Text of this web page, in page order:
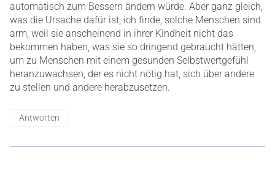
automatisch zum Bessern ändern würde. Aber ganz gleich,
was die Ursache dafür ist, ich finde, solche Menschen sind
arm, weil sie anscheinend in ihrer Kindheit nicht das
bekommen haben, was sie so dringend gebraucht hätten,
um zu Menschen mit einem gesunden Selbstwertgefühl
heranzuwachsen, der es nicht nötig hat, sich über andere
zu stellen und andere herabzusetzen.
Antworten